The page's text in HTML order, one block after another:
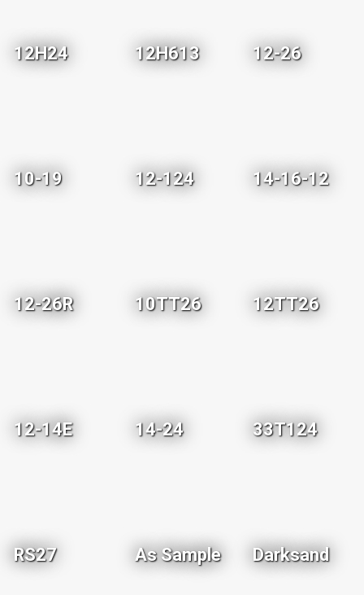
12H24 12H613 12-26
10-19 12-124 14-16-12
12-26R 10TT26 12TT26
12-14E 14-24 33T124
RS27 As Sample Darksand